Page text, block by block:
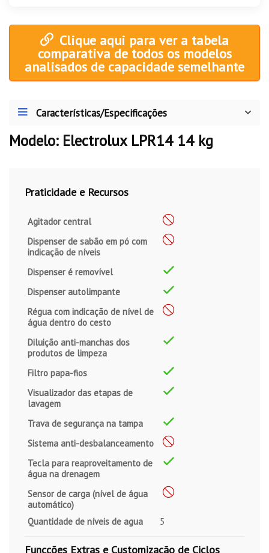
Clique aqui para ver a tabela
comparativa de todos os modelos
analisados de capacidade semelhante
Características/Especificações
Modelo: Electrolux LPR14 14 kg
Praticidade e Recursos
Agitador central
Dispenser de sabão em pó com
indicação de níveis
Dispenser é removível
Dispenser autolimpante
Régua com indicação de nível de
água dentro do cesto
Diluição anti-manchas dos
produtos de limpeza
Filtro papa-fios
Visualizador das etapas de
lavagem
Trava de segurança na tampa
Sistema anti-desbalanceamento
Tecla para reaproveitamento de
água na drenagem
Sensor de carga (nível de água
automático)
Quantidade de níveis de agua
5
Funcções Extras e Customização de Ciclos